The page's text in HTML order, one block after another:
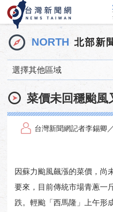
NORTH 北部新
選擇其他區域
菜價未回穩颱風
台灣新聞網記者李錫卿
因蘇力颱風飆漲的菜價，尚
要來，目前傳統市場青蔥一
跌。輕颱「西馬隆」上午形